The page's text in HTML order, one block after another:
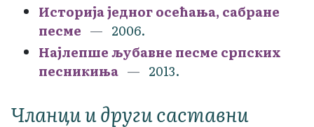
Историја једног осећања, сабране
песме
2006.
Најлепше љубавне песме српских
песникиња
2013.
Чланци и други саставни